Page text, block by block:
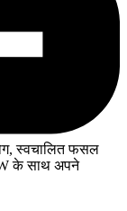
स्वचालित फसल
के साथ अपने